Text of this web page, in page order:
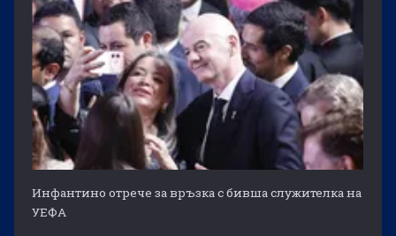
Инфантино отрече за връзка с бивша служителка на
УЕФА